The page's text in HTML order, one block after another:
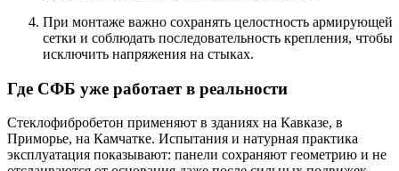
При монтаже важно сохранять целостность армирующей
сетки и соблюдать последовательность крепления, чтобы
исключить напряжения на стыках.
Где СФБ уже работает в реальности
Стеклофибробетон применяют в зданиях на Кавказе, в
Приморье, на Камчатке. Испытания и натурная практика
эксплуатация показывают: панели сохраняют геометрию и не